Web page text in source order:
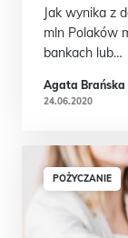
Jak wynika z
mln Polaków
bankach lub…
Agata Brańska
24.06.2020
POŻYCZANIE